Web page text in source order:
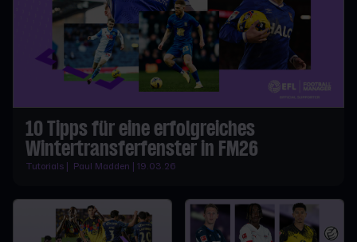
10 Tipps für eine erfolgreiches
Wintertransferfenster in FM26
Tutorials | Paul Madden | 19.03.26